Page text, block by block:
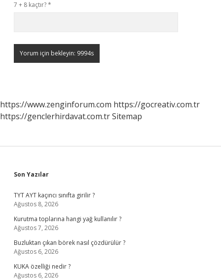
7 + 8 kaçtır?*
https://www.zenginforum.com https://gocreativ.com.tr
https://genclerhirdavat.com.trSitemap
Sidebar
Son Yazılar
TYT AYT kaçıncı sınıfta girilir ?
Ağustos 8, 2026
Kurutma toplarına hangi yağ kullanılır ?
Ağustos 7, 2026
Buzluktan çıkan börek nasıl çözdürülür ?
Ağustos 6, 2026
KUKA özelliği nedir ?
Ağustos 6, 2026